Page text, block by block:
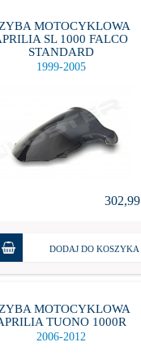
MOTOCYKLOWA
SL 1000 FALCO
STANDARD
1999-2005
302,99
DODAJ DO KOSZYKA
MOTOCYKLOWA
TUONO 1000R
2006-2012